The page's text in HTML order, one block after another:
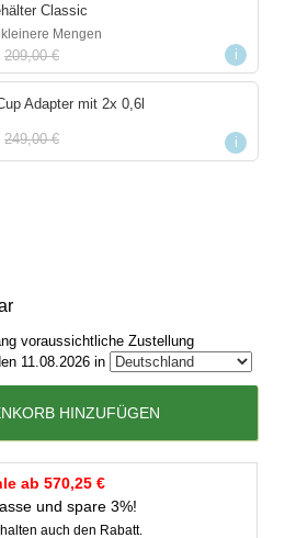
Classic
Mengen
209,00 € i
Adapter mit 2x 0,6l
249,00 € i
voraussichtliche Zustellung
11.08.2026 in
HINZUFÜGEN
ab 570,25 €
und spare 3%!
auch den Rabatt.